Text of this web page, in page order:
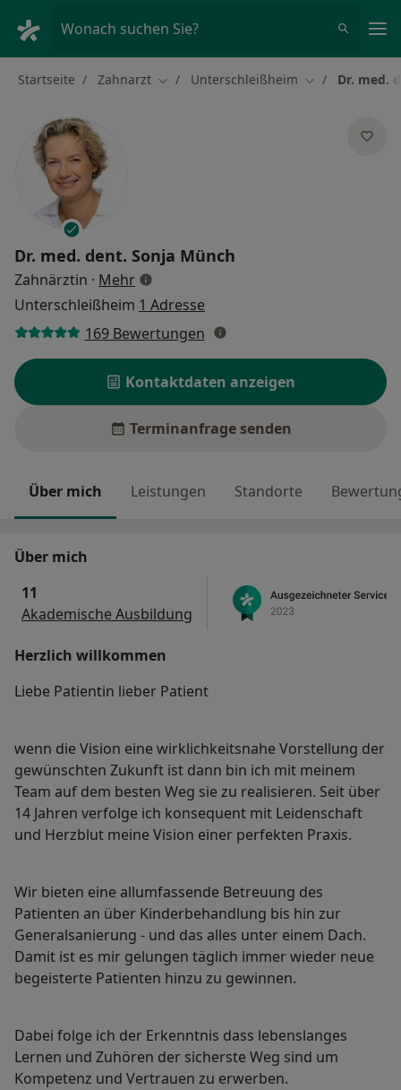
Wonach suchen Sie?
Startseite Zahnarzt Stadt ändern
Unterschleißheim Stadt ändern
Dr. med.
Dr. med. dent. Sonja Münch
Zahnärztin · Mehrüber Spezialisierungen
Unterschleißheim 1 Adresse
169 Bewertungen
Kontaktdaten anzeigen
Terminanfrage senden
Über mich Leistungen Standorte
Über mich
11
Akademische Ausbildung
Herzlich willkommen
Liebe Patientin lieber Patient
wenn die Vision eine wirklichkeitsnahe Vorstellung der
gewünschten Zukunft ist dann bin ich mit meinem
Team auf dem besten Weg sie zu realisieren. Seit über
14 Jahren verfolge ich konsequent mit Leidenschaft
und Herzblut meine Vision einer perfekten Praxis.
Wir bieten eine allumfassende Betreuung des
Patienten an über Kinderbehandlung bis hin zur
Generalsanierung - und das alles unter einem Dach.
Damit ist es mir gelungen täglich immer wieder neue
begeisterte Patienten hinzu zu gewinnen.
Dabei folge ich der Erkenntnis dass lebenslanges
Lernen und Zuhören der sicherste Weg sind um
Kompetenz und Vertrauen zu erwerben.